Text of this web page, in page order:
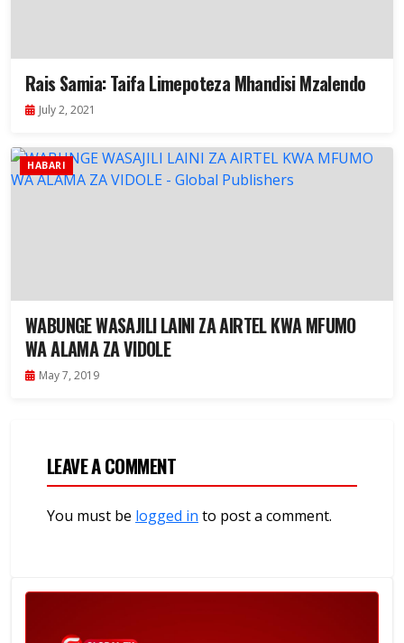
Rais Samia: Taifa Limepoteza Mhandisi Mzalendo
July 2, 2021
HABARI
WABUNGE WASAJILI LAINI ZA AIRTEL KWA MFUMO
WA ALAMA ZA VIDOLE
May 7, 2019
LEAVE A COMMENT
You must be logged in to post a comment.